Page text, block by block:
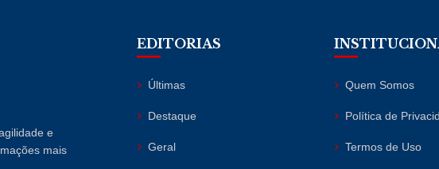
e
mais
EDITORIAS
Últimas
Destaque
Geral
Quem Somos
Política de
Termos de Uso